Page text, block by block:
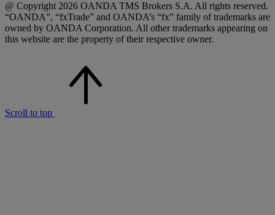
@ Copyright 2026 OANDA TMS Brokers S.A. All rights reserved.
“OANDA”, “fxTrade” and OANDA’s “fx” family of trademarks are
owned by OANDA Corporation. All other trademarks appearing on
this website are the property of their respective owner.
Scroll to top